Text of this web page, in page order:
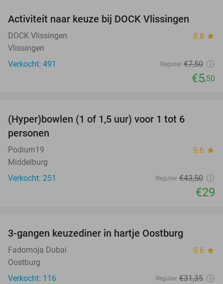
Activiteit naar keuze bij DOCK Vlissingen
DOCK Vlissingen 8.8 star
Vlissingen
Verkocht: 491
Regulier €7,50
€5,50
(Hyper)bowlen (1 of 1,5 uur) voor 1 tot 6
personen
Podium19 9.6 star
Middelburg
Verkocht: 251
Regulier €43,50
€29
3-gangen keuzediner in hartje Oostburg
Fadomoja Dubai 9.6 star
Oostburg
Verkocht: 116
Regulier €31,35